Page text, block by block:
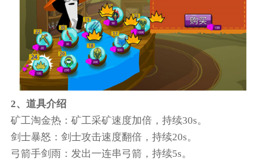
2、道具介绍
矿工淘金热：矿工采矿速度加倍，持续30s。
剑士暴怒：剑士攻击速度翻倍，持续20s。
弓箭手剑雨：发出一连串弓箭，持续5s。